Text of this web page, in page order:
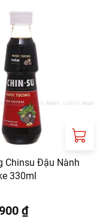
Chinsu Đậu Nành
330ml
₫